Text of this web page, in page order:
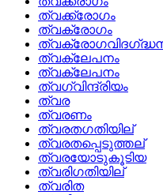
ത്വക്ക്രോഗം
ത്വക്‌രോഗം
ത്വക്‌ലേപനം
ത്വക്ലേപനം
ത്വഗ്വിന്ദ്രിയം
ത്വര
ത്വരണം
ത്വരതഗതിയില്
ത്വരതപ്പെടുത്തല്
ത്വരയോടുകൂടിയ
ത്വരിഗതിയില്
ത്വരിത